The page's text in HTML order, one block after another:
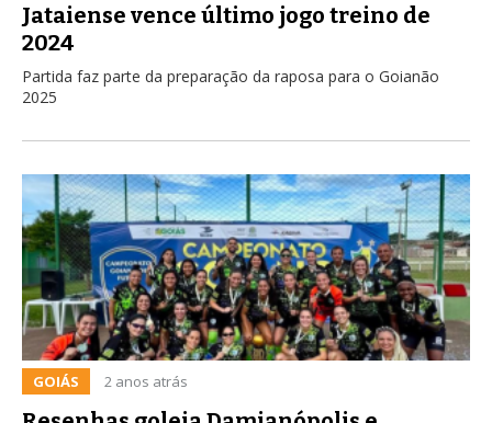
Jataiense vence último jogo treino de
2024
Partida faz parte da preparação da raposa para o Goianão
2025
GOIÁS 2 anos atrás